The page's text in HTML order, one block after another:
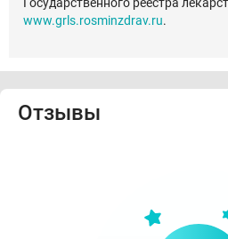
www.grls.rosminzdrav.ru.
Отзывы